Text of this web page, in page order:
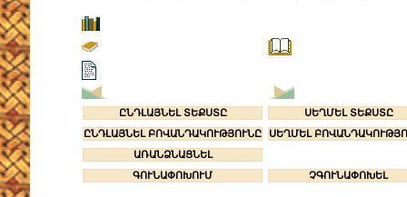
ԸՆԴԼԱՅՆԵԼ ՏԵՔՍՏԸ
ՍԵՂՄԵԼ ՏԵՔՍՏԸ
ԸՆԴԼԱՅՆԵԼ ԲՈՎԱՆԴԱԿՈՒԹՅՈՒՆԸ
ՍԵՂՄԵԼ
ԱՌԱՆՁՆԱՑՆԵԼ
ԳՈՒՆԱՓՈԽՈՒՄ
ՉԳՈՒՆԱՓՈԽԵԼ